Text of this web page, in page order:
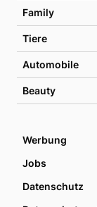
Family
Tiere
Automobile
Beauty
Werbung
Jobs
Datenschutz